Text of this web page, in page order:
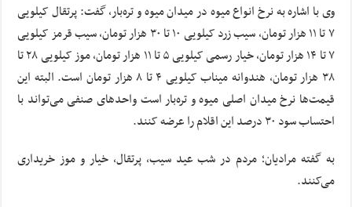
وی با اشاره به نرخ انواع میوه در میدان میوه و تره‌بار، گفت: پرتقال کیلویی
۷ تا ۱۱ هزار تومان، سیب زرد کیلویی ۱۰ تا ۳۰ هزار تومان، سیب قرمز کیلویی
۷ تا ۱۴ هزار تومان، خیار رسمی کیلویی ۵ تا ۱۱ هزار تومان، موز کیلویی ۲۸ تا
۳۸ هزار تومان، هندوانه میناب کیلویی ۴ تا ۸ هزار تومان است. البته این
قیمت‌ها نرخ میدان اصلی میوه و تره‌بار است واحدهای صنفی می‌تواند با
احتساب سود ۳۰ درصد این اقلام را عرضه کنند.
به گفته مرادیان؛ مردم در شب عید سیب، پرتقال، خیار و موز خریداری
می‌کنند.